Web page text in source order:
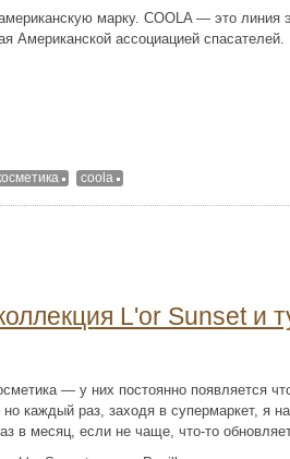
марку. COOLA — это линия
Американской ассоциацией спасателей.
coola
L'or Sunset и
— у них постоянно появляется
каждый раз, заходя в супермаркет, я
в месяц, если не чаще, что-то